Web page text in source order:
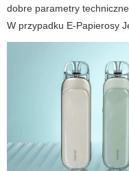
dobre parametry
W przypadku E-Papierosy